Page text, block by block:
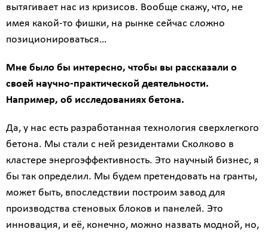
вытягивает нас из кризисов. Вообще скажу, что, не
имея какой-то фишки, на рынке сейчас сложно
позиционироваться…
Мне было бы интересно, чтобы вы рассказали о
своей научно-практической деятельности.
Например, об исследованиях бетона.
Да, у нас есть разработанная технология сверхлегкого
бетона. Мы стали с ней резидентами Сколково в
кластере энергоэффективность. Это научный бизнес, я
бы так определил. Мы будем претендовать на гранты,
может быть, впоследствии построим завод для
производства стеновых блоков и панелей. Это
инновация, и её, конечно, можно назвать модной, но,